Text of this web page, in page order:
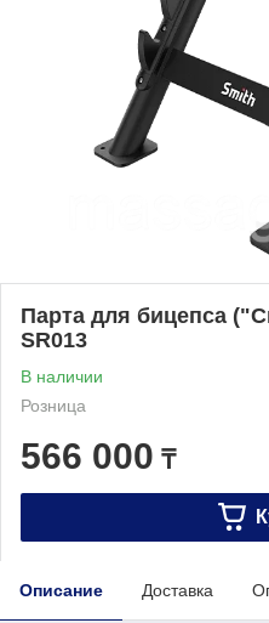
Парта для бицепса
SR013
В наличии
Розница
566 000 ₸
Описание Доставка